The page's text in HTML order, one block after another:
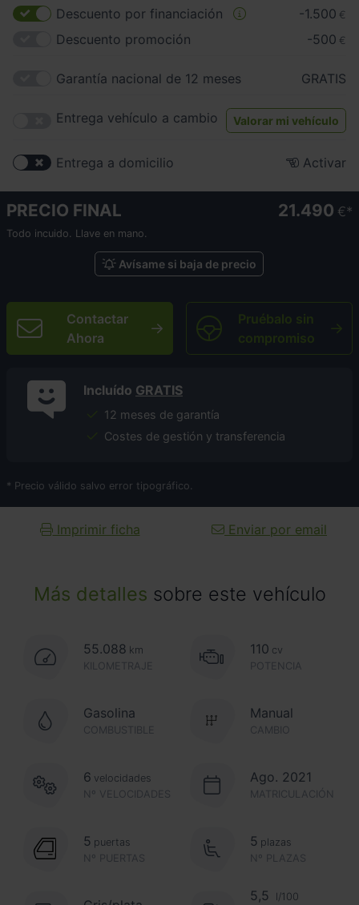
Más detalles sobre este vehículo
55.088 km
KILOMETRAJE
110 cv
POTENCIA
Gasolina
COMBUSTIBLE CAMBIO
Manual
Nº VELOCIDADES
6 velocidades Ago. 2021
MATRICULACIÓN
Nº PUERTAS
5 puertas
Nº PLAZAS
5 plazas
5,5
l/100
Descuento por financiación -1.500 €
Descuento promoción -500 €
Garantía nacional de 12 meses GRATIS
Entrega vehículo a cambio Valorar mi vehículo
Entrega a domicilio Activar
PRECIO FINAL 21.490 €
Todo incuido. Llave en mano.
Avísame si baja de precio
Contactar
Ahora
Pruébalo sin
compromiso
Incluído GRATIS
12 meses de garantía
Costes de gestión y transferencia
* Precio válido salvo error tipográfico.
Imprimir ficha Enviar por email